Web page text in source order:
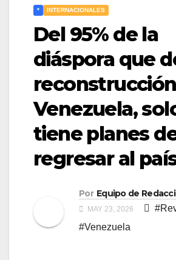
* INTERNACIONALES
Del 95% de la
diáspora que
Venezuela,
tiene planes
regresar al
Por Equipo de
MAY 23, 2026
#Venezuela